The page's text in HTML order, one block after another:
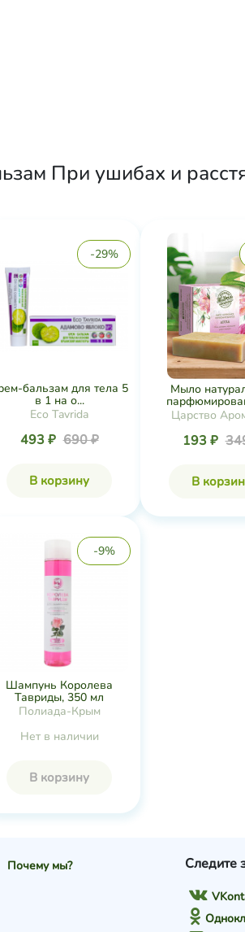
При ушибах и
-29%
бальзам для тела 5
в 1 на о...
Eco Tavrida
493 ₽ 690 ₽
В корзину
Мыло
Царство
193 ₽
В
-9%
Шампунь Королева
Тавриды, 350 мл
Полиада-Крым
Нет в наличии
В корзину
Почему мы? Следите